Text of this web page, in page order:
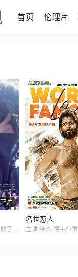
首页 伦理片
正片
主演:庄达菲,王安宇,白客,敖子逸,赵佳丽,周澄奥,陈昊宇,黄子琪,吴汉坤,孙嘉灵,泰乐
名世恋人